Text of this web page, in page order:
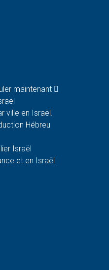
maintenant
ville en Israël.
Hébreu
Israël
et en Israël